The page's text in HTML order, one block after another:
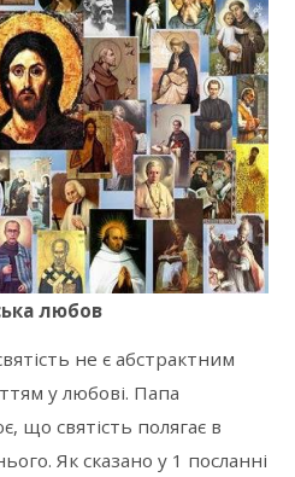
любов
не є абстрактним
у любові. Папа
що святість полягає в
Як сказано у 1 посланні